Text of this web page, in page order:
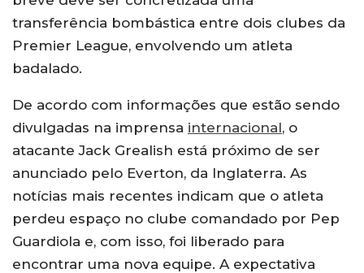
transferência bombástica entre dois clubes da
Premier League, envolvendo um atleta
badalado.
De acordo com informações que estão sendo
divulgadas na imprensa internacional, o
atacante Jack Grealish está próximo de ser
anunciado pelo Everton, da Inglaterra. As
notícias mais recentes indicam que o atleta
perdeu espaço no clube comandado por Pep
Guardiola e, com isso, foi liberado para
encontrar uma nova equipe. A expectativa